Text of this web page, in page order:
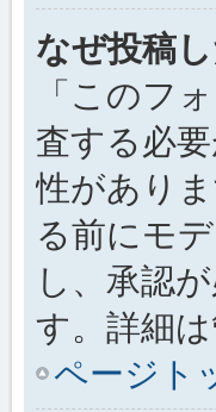
なぜ投稿
「このフ
査する必
性があり
る前にモ
し、承認
す。詳細
ページト